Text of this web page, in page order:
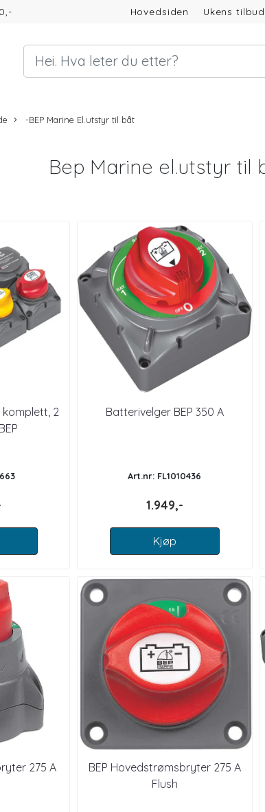
Hovedsiden Ukens tilbud
-BEP Marine El.utstyr til båt
Bep Marine el.utstyr til
2
Batterivelger BEP 350 A
Art.nr: FL1010436
1.949,-
Kjøp
275 A
BEP Hovedstrømsbryter 275 A
Flush